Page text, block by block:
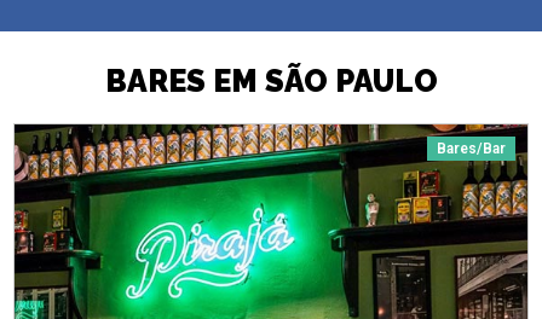
BARES EM SÃO PAULO
Bares/Bar